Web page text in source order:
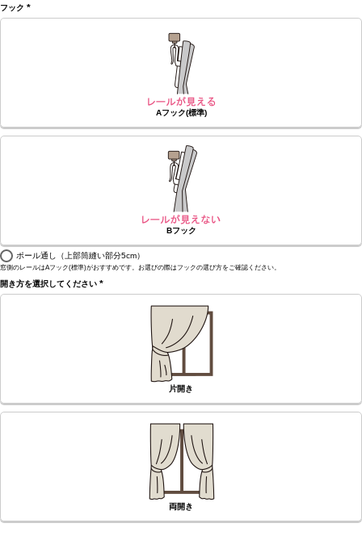
フック
(必
Aフック(標準)
Bフック
ポール通し（上部筒縫い部分5cm）
窓側のレールはAフック(標準)がおすすめです。お選びの際はフックの選び方をご確認ください。
開き方を選択してください
(必
片開き
両開き